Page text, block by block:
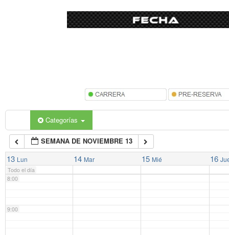
Categorías
SEMANA DE NOVIEMBRE 13
13 Lun 14 Mar 15 Mié 16
Todo el día
7:00
8:00
9:00